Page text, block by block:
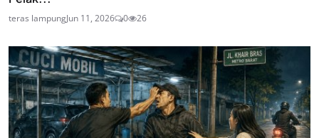
teras lampungJun 11, 2026 0 26